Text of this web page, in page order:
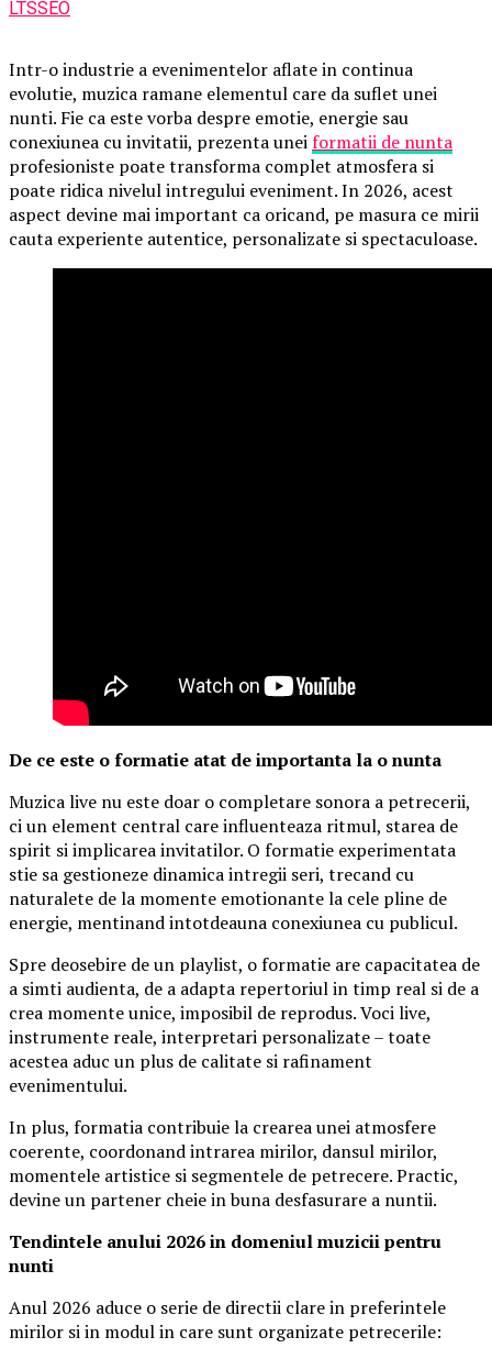
LTSSEO
Intr-o industrie a evenimentelor aflate in continua
evolutie, muzica ramane elementul care da suflet unei
nunti. Fie ca este vorba despre emotie, energie sau
conexiunea cu invitatii, prezenta uneiformatii de nunta
profesioniste poate transforma complet atmosfera si
poate ridica nivelul intregului eveniment. In 2026, acest
aspect devine mai important ca oricand, pe masura ce mirii
cauta experiente autentice, personalizate si spectaculoase.
De ce este o formatie atat de importanta la o nunta
Muzica live nu este doar o completare sonora a petrecerii,
ci un element central care influenteaza ritmul, starea de
spirit si implicarea invitatilor. O formatie experimentata
stie sa gestioneze dinamica intregii seri, trecand cu
naturalete de la momente emotionante la cele pline de
energie, mentinand intotdeauna conexiunea cu publicul.
Spre deosebire de un playlist, o formatie are capacitatea de
a simti audienta, de a adapta repertoriul in timp real si de a
crea momente unice, imposibil de reprodus. Voci live,
instrumente reale, interpretari personalizate – toate
acestea aduc un plus de calitate si rafinament
evenimentului.
In plus, formatia contribuie la crearea unei atmosfere
coerente, coordonand intrarea mirilor, dansul mirilor,
momentele artistice si segmentele de petrecere. Practic,
devine un partener cheie in buna desfasurare a nuntii.
Tendintele anului 2026 in domeniul muzicii pentru
nunti
Anul 2026 aduce o serie de directii clare in preferintele
mirilor si in modul in care sunt organizate petrecerile: